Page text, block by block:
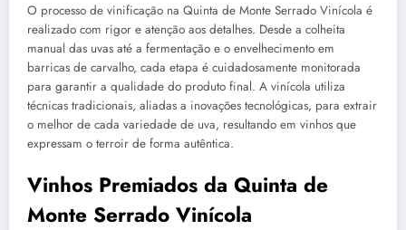
O processo de vinificação na Quinta de Monte Serrado Vinícola é
realizado com rigor e atenção aos detalhes. Desde a colheita
manual das uvas até a fermentação e o envelhecimento em
barricas de carvalho, cada etapa é cuidadosamente monitorada
para garantir a qualidade do produto final. A vinícola utiliza
técnicas tradicionais, aliadas a inovações tecnológicas, para extrair
o melhor de cada variedade de uva, resultando em vinhos que
expressam o terroir de forma autêntica.
Vinhos Premiados da Quinta de
Monte Serrado Vinícola